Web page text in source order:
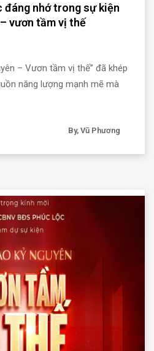
đáng nhớ trong sự kiện
vươn tầm vị thế
– Vươn tầm vị thế” đã khép
năng lượng mạnh mẽ mà
By, Vũ Phương